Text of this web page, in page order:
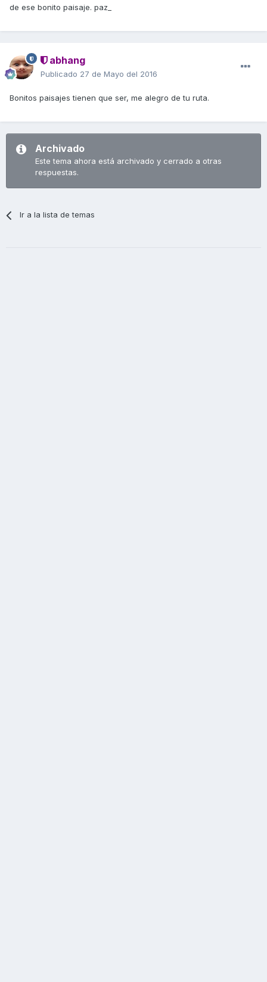
de ese bonito paisaje. paz_
abhang
Publicado 27 de Mayo del 2016
Bonitos paisajes tienen que ser, me alegro de tu ruta.
Archivado
Este tema ahora está archivado y cerrado a otras
respuestas.
Ir a la lista de temas